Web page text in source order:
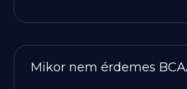
Mikor nem érdemes